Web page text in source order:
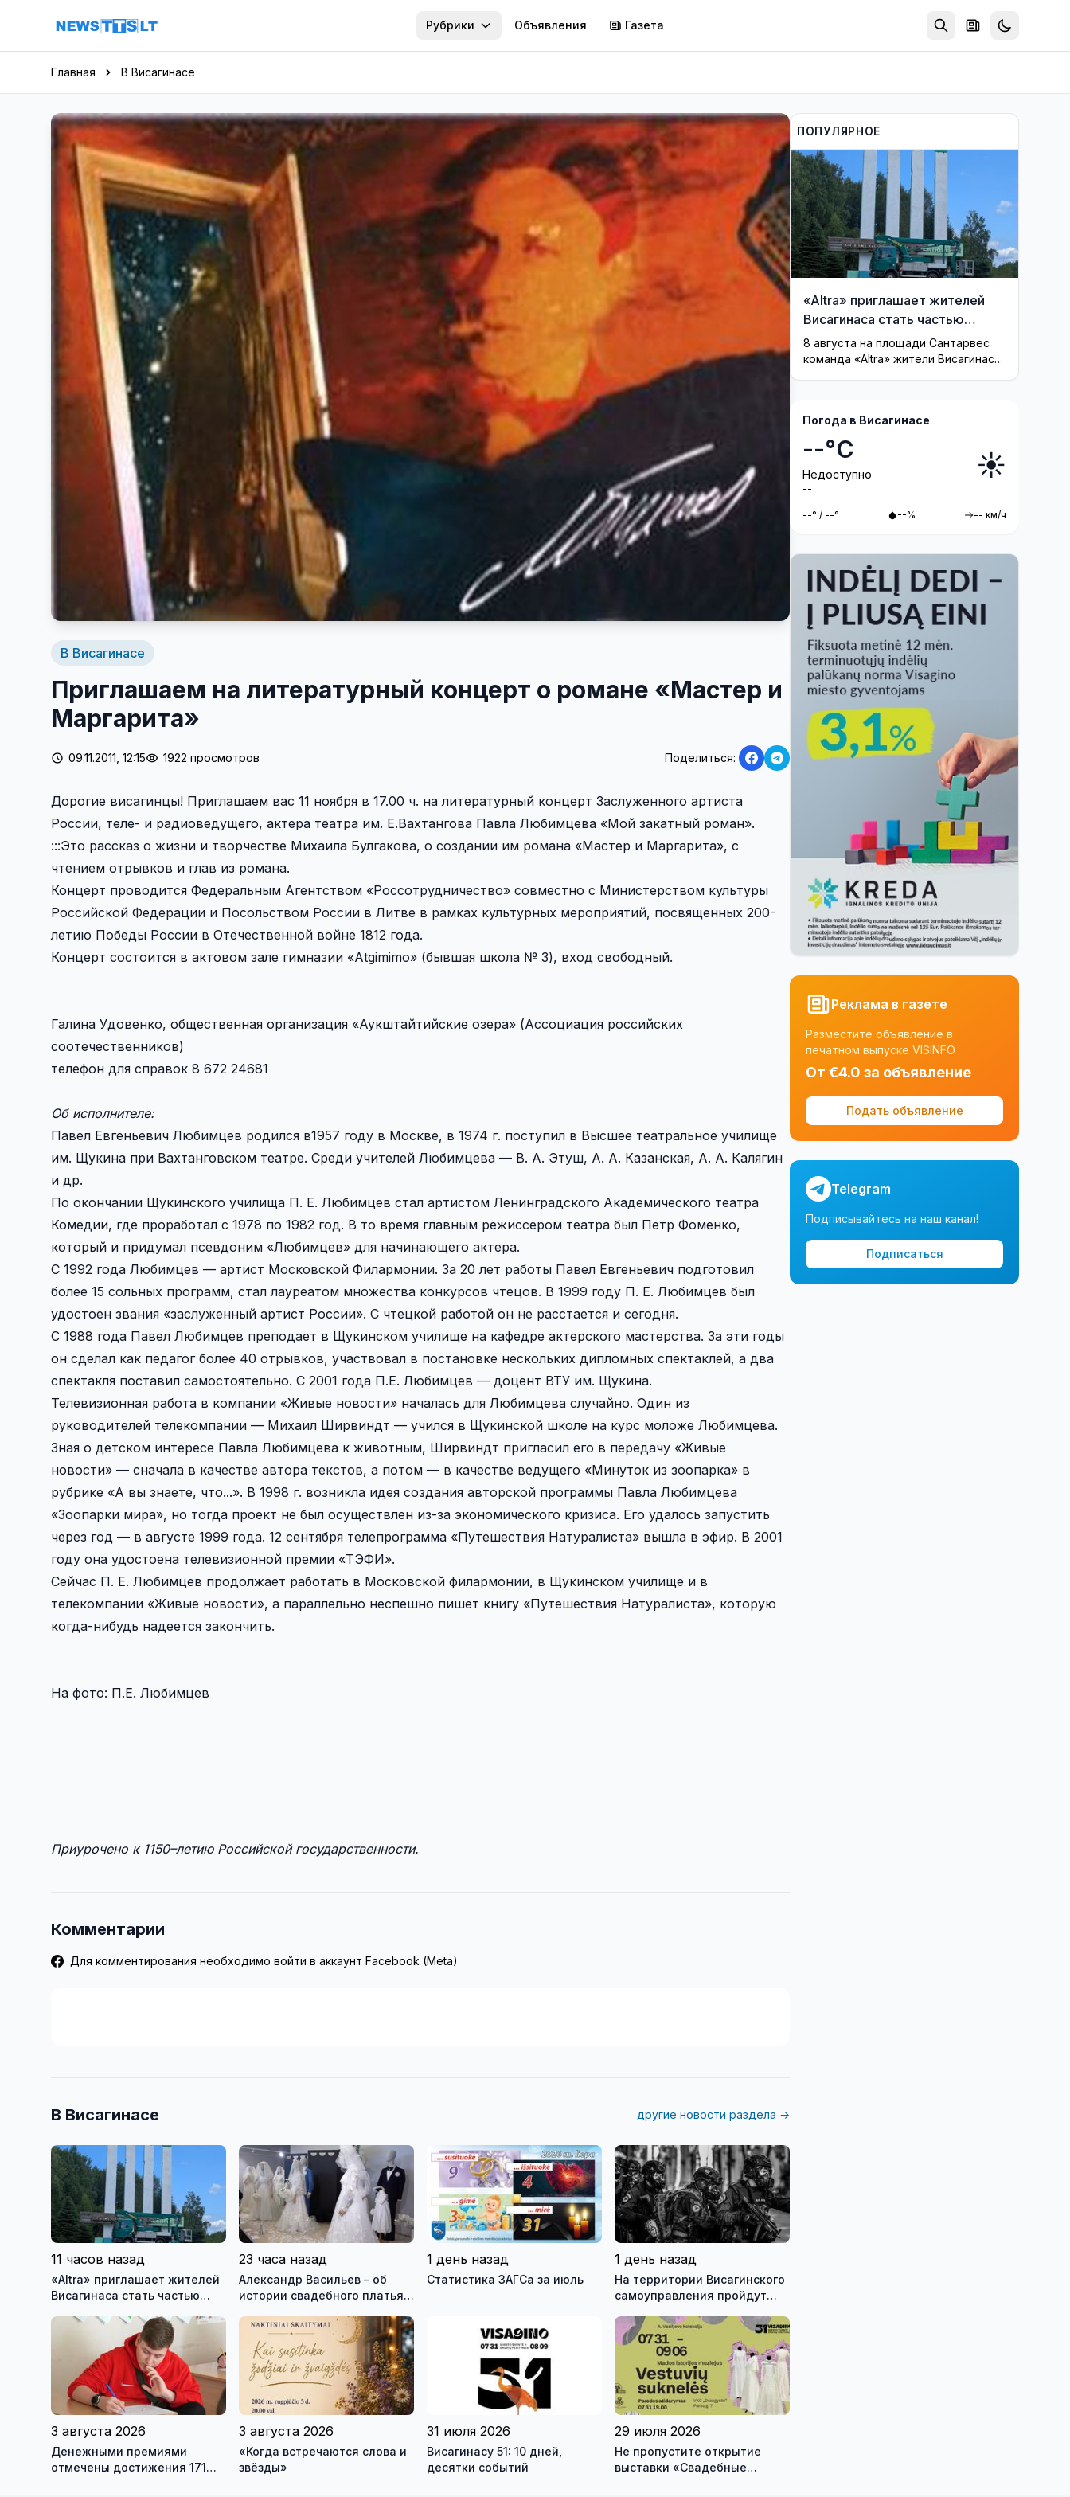
Перейти к содержимому
Рубрики Объявления Газета
Главная В Висагинасе
В Висагинасе
Приглашаем на литературный концерт о романе «Мастер и
Маргарита»
09.11.2011, 12:15 1922 просмотров Поделиться:
Дорогие висагинцы! Приглашаем вас 11 ноября в 17.00 ч. на литературный концерт Заслуженного артиста
России, теле- и радиоведущего, актера театра им. Е.Вахтангова Павла Любимцева «Мой закатный роман».
:::Это рассказ о жизни и творчестве Михаила Булгакова, о создании им романа «Мастер и Маргарита», с
чтением отрывков и глав из романа.
Концерт проводится Федеральным Агентством «Россотрудничество» совместно с Министерством культуры
Российской Федерации и Посольством России в Литве в рамках культурных мероприятий, посвященных 200-
летию Победы России в Отечественной войне 1812 года.
Концерт состоится в актовом зале гимназии «Atgimimo» (бывшая школа № 3), вход свободный.
Галина Удовенко, общественная организация «Аукштайтийские озера» (Ассоциация российских
соотечественников)
телефон для справок 8 672 24681
Об исполнителе:
Павел Евгеньевич Любимцев родился в1957 году в Москве, в 1974 г. поступил в Высшее театральное училище
им. Щукина при Вахтанговском театре. Среди учителей Любимцева — В. А. Этуш, А. А. Казанская, А. А. Калягин
и др.
По окончании Щукинского училища П. Е. Любимцев стал артистом Ленинградского Академического театра
Комедии, где проработал с 1978 по 1982 год. В то время главным режиссером театра был Петр Фоменко,
который и придумал псевдоним «Любимцев» для начинающего актера.
С 1992 года Любимцев — артист Московской Филармонии. За 20 лет работы Павел Евгеньевич подготовил
более 15 сольных программ, стал лауреатом множества конкурсов чтецов. В 1999 году П. Е. Любимцев был
удостоен звания «заслуженный артист России». С чтецкой работой он не расстается и сегодня.
С 1988 года Павел Любимцев преподает в Щукинском училище на кафедре актерского мастерства. За эти годы
он сделал как педагог более 40 отрывков, участвовал в постановке нескольких дипломных спектаклей, а два
спектакля поставил самостоятельно. С 2001 года П.Е. Любимцев — доцент ВТУ им. Щукина.
Телевизионная работа в компании «Живые новости» началась для Любимцева случайно. Один из
руководителей телекомпании — Михаил Ширвиндт — учился в Щукинской школе на курс моложе Любимцева.
Зная о детском интересе Павла Любимцева к животным, Ширвиндт пригласил его в передачу «Живые
новости» — сначала в качестве автора текстов, а потом — в качестве ведущего «Минуток из зоопарка» в
рубрике «А вы знаете, что...». В 1998 г. возникла идея создания авторской программы Павла Любимцева
«Зоопарки мира», но тогда проект не был осуществлен из-за экономического кризиса. Его удалось запустить
через год — в августе 1999 года. 12 сентября телепрограмма «Путешествия Натуралиста» вышла в эфир. В 2001
году она удостоена телевизионной премии «ТЭФИ».
Сейчас П. Е. Любимцев продолжает работать в Московской филармонии, в Щукинском училище и в
телекомпании «Живые новости», а параллельно неспешно пишет книгу «Путешествия Натуралиста», которую
когда-нибудь надеется закончить.
На фото: П.Е. Любимцев
Приурочено к 1150–летию Российской государственности.
Комментарии
Для комментирования необходимо войти в аккаунт Facebook (Meta)
В Висагинасе другие новости раздела →
11 часов назад
«Altra» приглашает жителей
Висагинаса стать частью
23 часа назад
Александр Васильев – об
истории свадебного платья и
истории моды (видео)
1 день назад
Статистика ЗАГСа за июль
1 день назад
На территории Висагинского
самоуправления пройдут
антитеррористические
учения «Baltic Shadow»
3 августа 2026
Денежными премиями
отмечены достижения 171
3 августа 2026
«Когда встречаются слова и
звёзды»
31 июля 2026
Висагинасу 51: 10 дней,
десятки событий
29 июля 2026
Не пропустите открытие
выставки «Свадебные
ПОПУЛЯРНОЕ
«Altra» приглашает жителей
Висагинаса стать частью
истории обновлённой стелы
8 августа на площади Сантарвес
команда «Altra» жители Висагинаса
Погода в Висагинасе
--°C
Недоступно
--
☀️
--° / --° --% -- км/ч
Реклама в газете
Разместите объявление в
печатном выпуске VISINFO
От €4.0 за объявление
Подать объявление
Telegram
Подписывайтесь на наш канал!
Подписаться